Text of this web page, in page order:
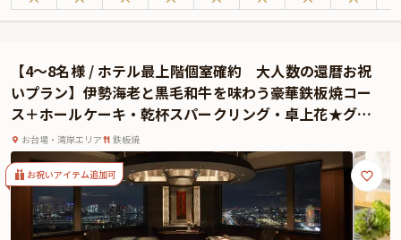
お席は、地上120ｍからの絶景をご満喫いただける落ち着いた雰囲気の個室へ
ご案内。大切な方の人生の節目のお祝いにふさわしいスペシャルプランで、と
っておきのひとときをお過ごし下さいませ。
【4～8名様 / ホテル最上階個室確約 大人数の還暦お祝
いプラン】伊勢海老と黒毛和牛を味わう豪華鉄板焼コー
ス＋ホールケーキ・乾杯スパークリング・卓上花★グラ
ンドニッコー東京台場
お台場・湾岸エリア 鉄板焼
お祝いアイテム追加可